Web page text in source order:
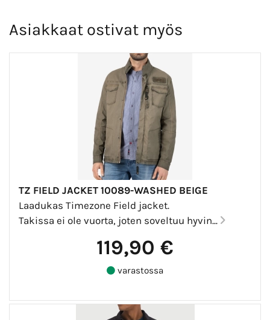
Asiakkaat ostivat myös
TZ FIELD JACKET 10089-WASHED BEIGE
Laadukas Timezone Field jacket.
Takissa ei ole vuorta, joten soveltuu hyvin...
119,90 €
varastossa